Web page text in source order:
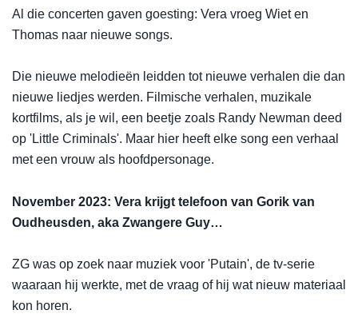
Al die concerten gaven goesting: Vera vroeg Wiet en
Thomas naar nieuwe songs.
Die nieuwe melodieën leidden tot nieuwe verhalen die dan
nieuwe liedjes werden. Filmische verhalen, muzikale
kortfilms, als je wil, een beetje zoals Randy Newman deed
op 'Little Criminals'. Maar hier heeft elke song een verhaal
met een vrouw als hoofdpersonage.
November 2023: Vera krijgt telefoon van Gorik van
Oudheusden, aka Zwangere Guy…
ZG was op zoek naar muziek voor 'Putain', de tv-serie
waaraan hij werkte, met de vraag of hij wat nieuw materiaal
kon horen.